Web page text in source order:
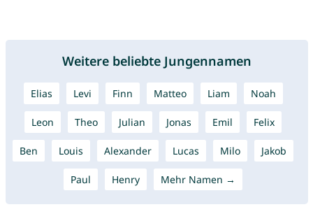
Weitere beliebte Jungennamen
Elias Levi Finn Matteo Liam Noah
Leon Theo Julian Jonas Emil Felix
Ben Louis Alexander Lucas Milo Jakob
Paul Henry Mehr Namen →